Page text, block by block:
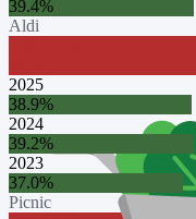
39.4%
Aldi
2025
38.9%
2024
39.2%
2023
37.0%
Picnic